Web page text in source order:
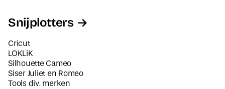
Snijplotters
Cricut
LOKLiK
Silhouette Cameo
Siser Juliet en Romeo
Tools div. merken